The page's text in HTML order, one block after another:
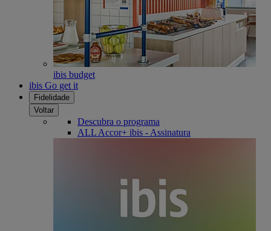
ibis budget
ibis Go get it
Fidelidade
Voltar
Descubra o programa
ALL Accor+ ibis - Assinatura